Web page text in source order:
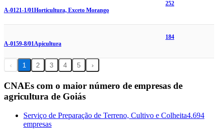
A-0121-1/01Horticultura, Exceto Morango
252
A-0159-8/01Apicultura
184
‹ 1 2 3 4 5 ›
CNAEs com o maior número de empresas de
agricultura de Goiás
Serviço de Preparação de Terreno, Cultivo e Colheita4.694
empresas